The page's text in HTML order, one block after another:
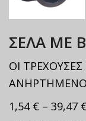
ΣΕΛΑ ΜΕ
ΟΙ
ΑΝΗΡΤΗΜΕΝΟ
1,54 € – 39,47